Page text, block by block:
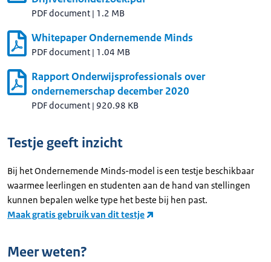
PDF document | 1.2 MB
Whitepaper Ondernemende Minds
PDF document | 1.04 MB
Rapport Onderwijsprofessionals over
ondernemerschap december 2020
PDF document | 920.98 KB
Testje geeft inzicht
Bij het Ondernemende Minds-model is een testje beschikbaar
waarmee leerlingen en studenten aan de hand van stellingen
kunnen bepalen welke type het beste bij hen past.
Maak gratis gebruik van dit testje
Meer weten?